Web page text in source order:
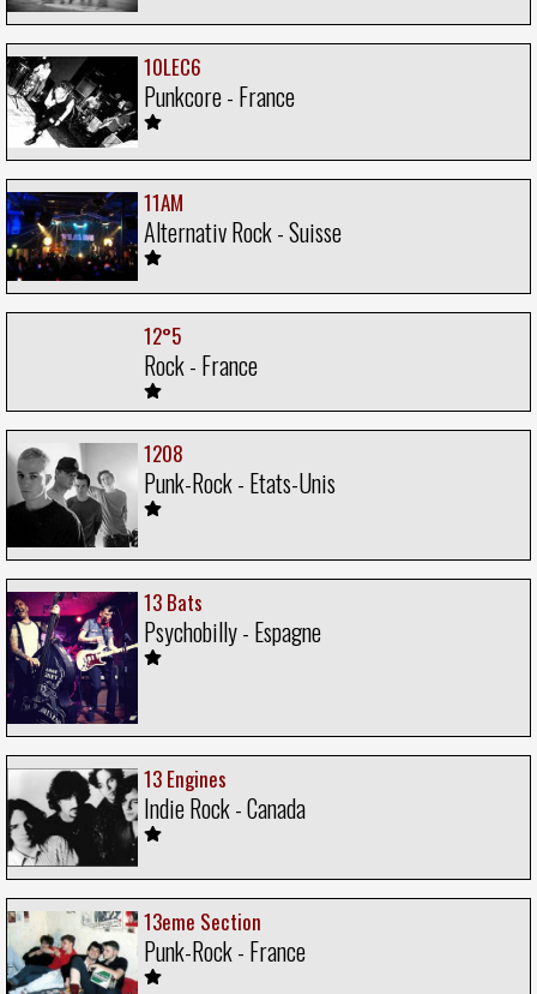
10LEC6
Punkcore - France
11AM
Alternativ Rock - Suisse
12°5
Rock - France
1208
Punk-Rock - Etats-Unis
13 Bats
Psychobilly - Espagne
13 Engines
Indie Rock - Canada
13eme Section
Punk-Rock - France